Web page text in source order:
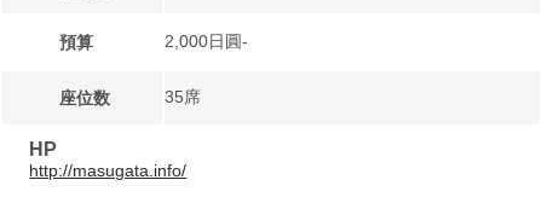
預算 2,000日圓-
座位数 35席
HP
http://masugata.info/